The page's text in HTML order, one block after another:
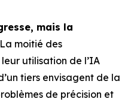
mais la
La moitié des
utilisation de l’IA
tiers envisagent de la
de précision et